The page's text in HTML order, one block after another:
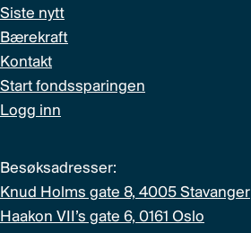
Siste nytt
Bærekraft
Kontakt
Start fondssparingen
Logg inn
Besøksadresser:
Knud Holms gate 8, 4005 Stavanger
Haakon VII’s gate 6, 0161 Oslo